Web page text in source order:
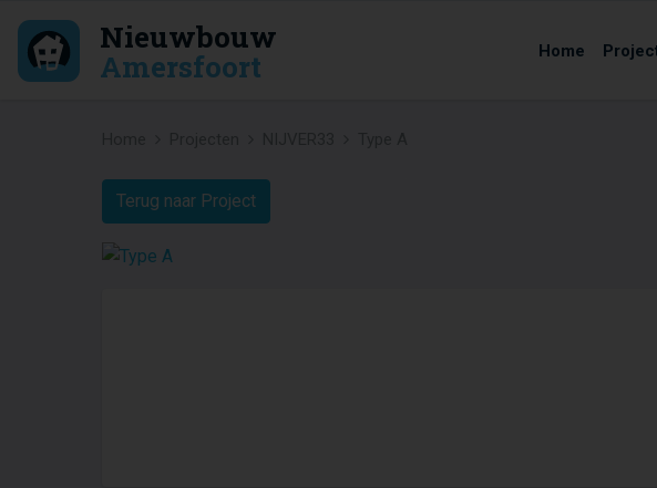
Nieuwbouw
Amersfoort Home
Terug naar Project